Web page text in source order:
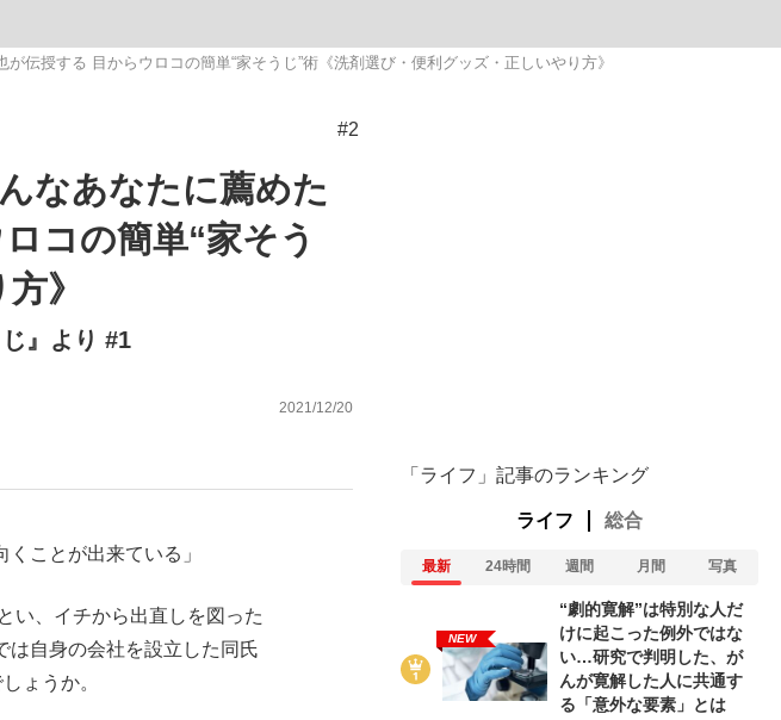
伝授する 目からウロコの簡単“家そうじ”術《洗剤選び・便利グッズ・正しいやり方》
#2
なあなたに薦めた
コの簡単“家そう
》
』より #1
2021/12/20
ことが出来ている」
い、イチから出直しを図った
は自身の会社を設立した同氏
ょうか。
「ライフ」記事のランキング
ライフ 総合
最新 24時間 週間 月間 写真
NEW
“劇的寛解”は特別な人だ
けに起こった例外ではな
い…研究で判明した、が
んが寛解した人に共通す
る「意外な要素」とは